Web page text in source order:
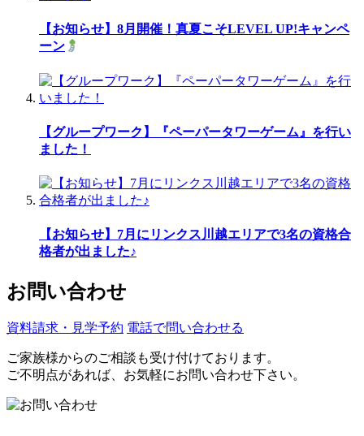
【お知らせ】8月開催！真夏こそLEVEL UP!キャンペ
ーン
【グループワーク】『ペーパータワーゲーム』を行い
ました！
【お知らせ】7月にリンクス川越エリアで3名の資格合
格者が出ました♪
お問い合わせ
資料請求・見学予約 電話で問い合わせる
ご家族様からのご相談も受け付けております。
ご不明点があれば、お気軽にお問い合わせ下さい。